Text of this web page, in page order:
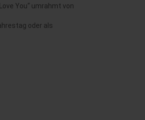
You“ umrahmt von
oder als